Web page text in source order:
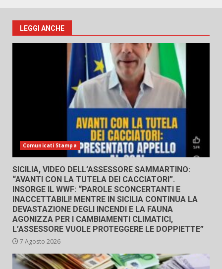
LEGGI ANCHE
Comunicati Stampa
SICILIA, VIDEO DELL’ASSESSORE SAMMARTINO:
“AVANTI CON LA TUTELA DEI CACCIATORI”.
INSORGE IL WWF: “PAROLE SCONCERTANTI E
INACCETTABILI! MENTRE IN SICILIA CONTINUA LA
DEVASTAZIONE DEGLI INCENDI E LA FAUNA
AGONIZZA PER I CAMBIAMENTI CLIMATICI,
L’ASSESSORE VUOLE PROTEGGERE LE DOPPIETTE”
7 Agosto 2026